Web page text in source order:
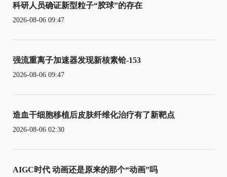
科研人员确证新型粒子“胶球”的存在
2026-08-06 09:47
强流重离子加速器发现新核素铪-153
2026-08-06 09:47
造血干细胞移植后皮肤纤维化治疗有了新靶点
2026-08-06 02:30
AIGC时代 动画还是原来的那个“动画”吗